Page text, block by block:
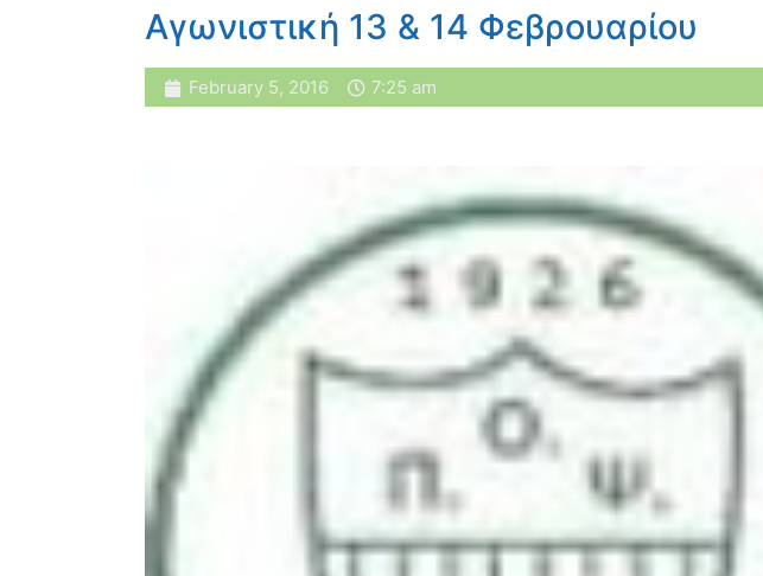
Αγωνιστική 13 & 14 Φεβρουαρίου
February 5, 2016 7:25 am